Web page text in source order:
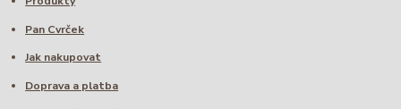
Pan Cvrček
Jak nakupovat
Doprava a platba